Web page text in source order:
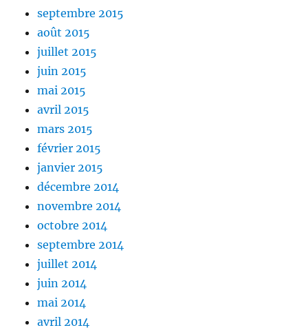
septembre 2015
août 2015
juillet 2015
juin 2015
mai 2015
avril 2015
mars 2015
février 2015
janvier 2015
décembre 2014
novembre 2014
octobre 2014
septembre 2014
juillet 2014
juin 2014
mai 2014
avril 2014